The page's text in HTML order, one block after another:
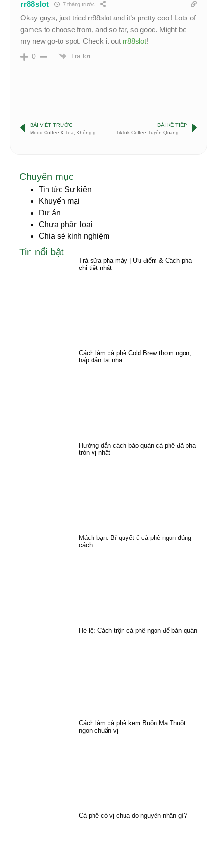
rr88slot 7 tháng trước
Okay guys, just tried rr88slot and it’s pretty cool! Lots of
games to choose from, and so far, so good. Might be
my new go-to spot. Check it out rr88slot!
0 Trả lời
BÀI VIẾT TRƯỚC BÀI KẾ TIẾP
Chuyên mục
Tin tức Sự kiện
Khuyến mại
Dự án
Chưa phân loại
Chia sẻ kinh nghiệm
Tin nổi bật
Trà sữa pha máy | Ưu điểm & Cách pha
chi tiết nhất
Cách làm cà phê Cold Brew thơm ngon,
hấp dẫn tại nhà
Hướng dẫn cách bảo quản cà phê đã pha
tròn vị nhất
Mách bạn: Bí quyết ủ cà phê ngon đúng
cách
Hé lộ: Cách trộn cà phê ngon để bán quán
Cách làm cà phê kem Buôn Ma Thuột
ngon chuẩn vị
Cà phê có vị chua do nguyên nhân gì?